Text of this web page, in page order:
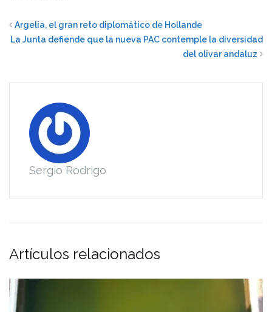
Argelia, el gran reto diplomático de Hollande
La Junta defiende que la nueva PAC contemple la diversidad
del olivar andaluz
Sergio Rodrigo
Artículos relacionados